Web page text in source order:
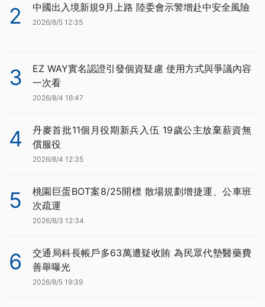
2 中國出入境新規9月上路 陸委會示警增赴中安全風險
2026/8/5 12:35
3
EZ WAY實名認證引發個資疑慮 使用方式與爭議內容
一次看
2026/8/4 16:47
4
丹麥首批11個月役期新兵入伍 19歲公主放棄薪資無
償服役
2026/8/4 12:35
5
桃園巨蛋BOT案8/25開標 散場規劃增捷運、公車班
次疏運
2026/8/3 12:34
6
交通局科長帳戶多63萬遭疑收賄 為民眾代墊醫藥費
善舉曝光
2026/8/5 19:39